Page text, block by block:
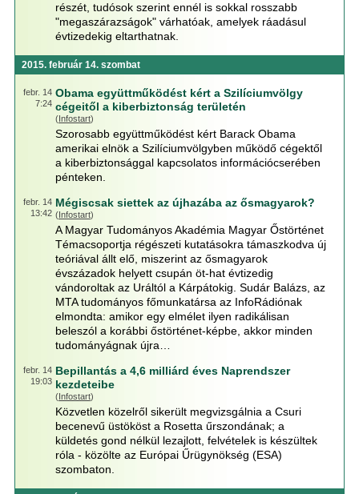
részét, tudósok szerint ennél is sokkal rosszabb
"megaszárazságok" várhatóak, amelyek ráadásul
évtizedekig eltarthatnak.
2015. február 14. szombat
febr. 14
7:24
Obama együttműködést kért a Szilíciumvölgy
cégeitől a kiberbiztonság területén
(Infostart)
Szorosabb együttműködést kért Barack Obama
amerikai elnök a Szilíciumvölgyben működő cégektől
a kiberbiztonsággal kapcsolatos információcserében
pénteken.
febr. 14
13:42
Mégiscsak siettek az újhazába az ősmagyarok?
(Infostart)
A Magyar Tudományos Akadémia Magyar Őstörténet
Témacsoportja régészeti kutatásokra támaszkodva új
teóriával állt elő, miszerint az ősmagyarok
évszázadok helyett csupán öt-hat évtizedig
vándoroltak az Uráltól a Kárpátokig. Sudár Balázs, az
MTA tudományos főmunkatársa az InfoRádiónak
elmondta: amikor egy elmélet ilyen radikálisan
beleszól a korábbi őstörténet-képbe, akkor minden
tudományágnak újra…
febr. 14
19:03
Bepillantás a 4,6 milliárd éves Naprendszer
kezdeteibe
(Infostart)
Közvetlen közelről sikerült megvizsgálnia a Csuri
becenevű üstököst a Rosetta űrszondának; a
küldetés gond nélkül lezajlott, felvételek is készültek
róla - közölte az Európai Űrügynökség (ESA)
szombaton.